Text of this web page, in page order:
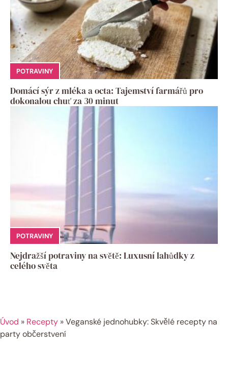
POTRAVINY
Domácí sýr z mléka a octa: Tajemství farmářů pro
dokonalou chuť za 30 minut
POTRAVINY
Nejdražší potraviny na světě: Luxusní lahůdky z
celého světa
Úvod » Recepty »Veganské jednohubky: Skvělé recepty na
party občerstvení